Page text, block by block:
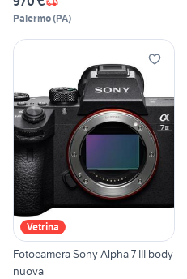
Palermo(PA)
Vetrina
Fotocamera Sony Alpha 7 III body
nuova